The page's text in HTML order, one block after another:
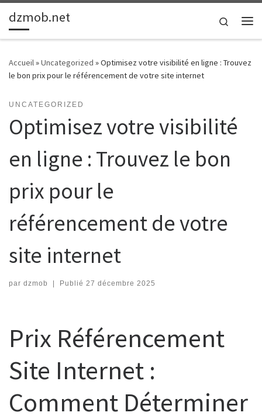
Passer au contenu
dzmob.net
Search
Accueil»Uncategorized »Optimisez votre visibilité en ligne : Trouvez
le bon prix pour le référencement de votre site internet
UNCATEGORIZED
Optimisez votre visibilité
en ligne : Trouvez le bon
prix pour le
référencement de votre
site internet
par dzmob | Publié 27 décembre 2025
Prix Référencement
Site Internet :
Comment Déterminer